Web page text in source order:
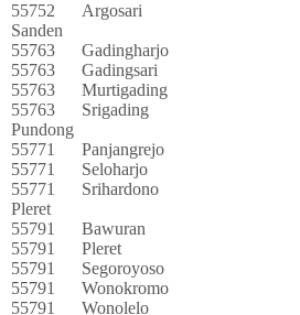
55752
Argosari
Sanden
55763
Gadingharjo
55763
Gadingsari
55763
Murtigading
55763
Srigading
Pundong
55771
Panjangrejo
55771
Seloharjo
55771
Srihardono
Pleret
55791
Bawuran
55791
Pleret
55791
Segoroyoso
55791
Wonokromo
55791
Wonolelo